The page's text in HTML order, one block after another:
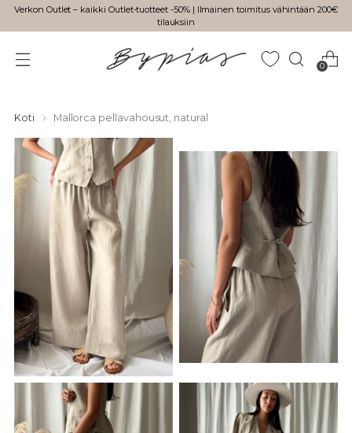
Verkon Outlet – kaikki Outlet-tuotteet -50% | Ilmainen toimitus vähintään 200€
tilauksiin
0
Koti Mallorca pellavahousut, natural